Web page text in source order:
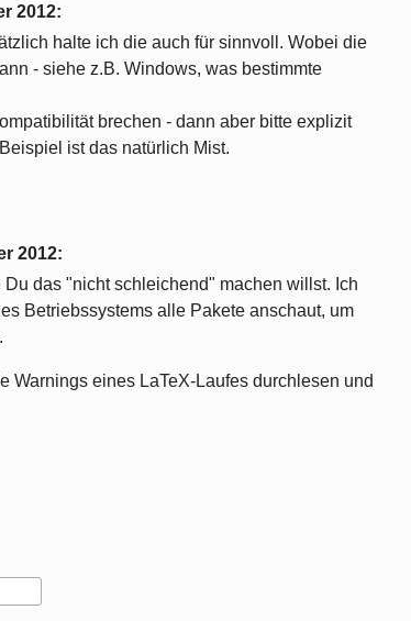
2012:
halte ich die auch für sinnvoll. Wobei die
- siehe z.B. Windows, was bestimmte
brechen - dann aber bitte explizit
ist das natürlich Mist.
2012:
das "nicht schleichend" machen willst. Ich
Betriebssystems alle Pakete anschaut, um
Warnings eines LaTeX-Laufes durchlesen und